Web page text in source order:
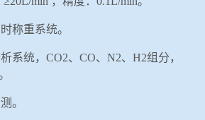
称重系统。
系统， CO2、 CO、 N2、 H2组分，
。